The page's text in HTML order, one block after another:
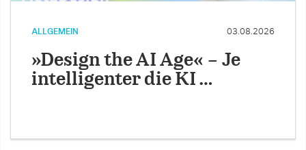
ALLGEMEIN 03.08.2026
»Design the AI Age« – Je
intelligenter die KI …